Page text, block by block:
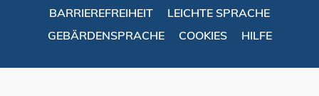
BARRIEREFREIHEIT
LEICHTE SPRACHE
GEBÄRDENSPRACHE
COOKIES HILFE